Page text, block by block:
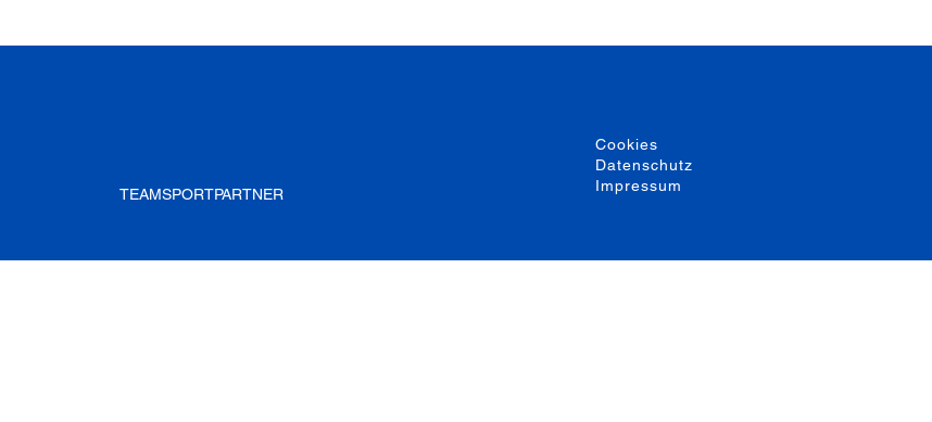
TEAMSPORTPARTNER
Cookies
Datenschutz
Impressum